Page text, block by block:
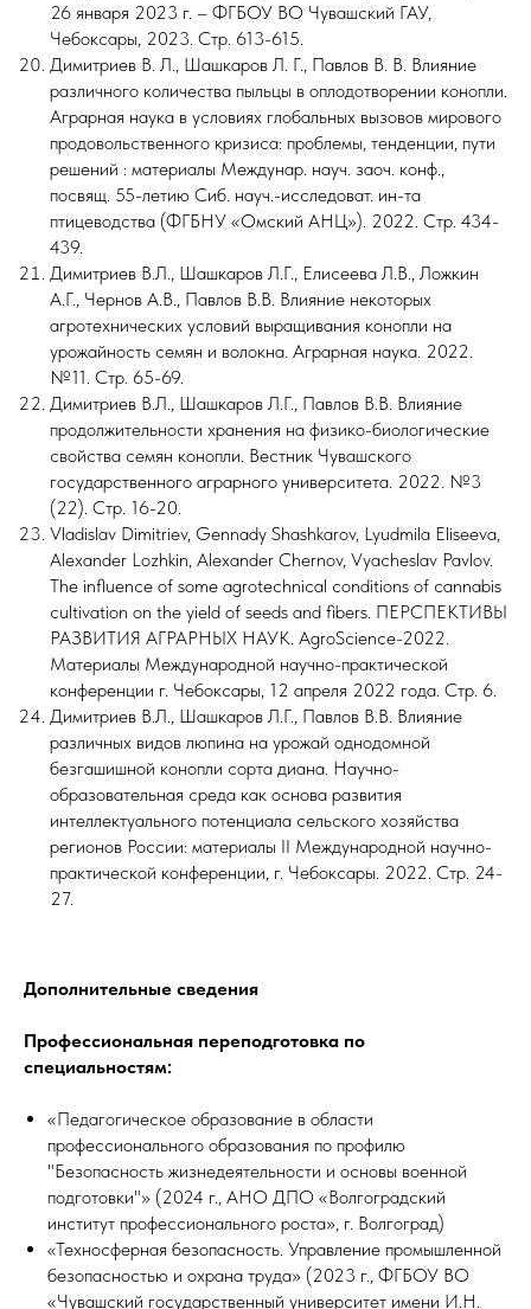
26 января 2023 г. – ФГБОУ ВО Чувашский ГАУ,
Чебоксары, 2023. Стр. 613-615.
Димитриев В. Л., Шашкаров Л. Г., Павлов В. В. Влияние
различного количества пыльцы в оплодотворении конопли.
Аграрная наука в условиях глобальных вызовов мирового
продовольственного кризиса: проблемы, тенденции, пути
решений : материалы Междунар. науч. заоч. конф.,
посвящ. 55-летию Сиб. науч.-исследоват. ин-та
птицеводства (ФГБНУ «Омский АНЦ»). 2022. Стр. 434-
439.
Димитриев В.Л., Шашкаров Л.Г., Елисеева Л.В., Ложкин
А.Г., Чернов А.В., Павлов В.В. Влияние некоторых
агротехнических условий выращивания конопли на
урожайность семян и волокна. Аграрная наука. 2022.
№11. Стр. 65-69.
Димитриев В.Л., Шашкаров Л.Г., Павлов В.В. Влияние
продолжительности хранения на физико-биологические
свойства семян конопли. Вестник Чувашского
государственного аграрного университета. 2022. №3
(22). Стр. 16-20.
Vladislav Dimitriev, Gennady Shashkarov, Lyudmila Eliseeva,
Alexander Lozhkin, Alexander Chernov, Vyacheslav Pavlov.
The influence of some agrotechnical conditions of cannabis
cultivation on the yield of seeds and fibers. ПЕРСПЕКТИВЫ
РАЗВИТИЯ АГРАРНЫХ НАУК. AgroScience-2022.
Материалы Международной научно-практической
конференции г. Чебоксары, 12 апреля 2022 года. Стр. 6.
Димитриев В.Л., Шашкаров Л.Г., Павлов В.В. Влияние
различных видов люпина на урожай однодомной
безгашишной конопли сорта диана. Научно-
образовательная среда как основа развития
интеллектуального потенциала сельского хозяйства
регионов России: материалы II Международной научно-
практической конференции, г. Чебоксары. 2022. Стр. 24-
27.
Дополнительные сведения
Профессиональная переподготовка по
специальностям:
«Педагогическое образование в области
профессионального образования по профилю
"Безопасность жизнедеятельности и основы военной
подготовки"» (2024 г., АНО ДПО «Волгоградский
институт профессионального роста», г. Волгоград)
«Техносферная безопасность. Управление промышленной
безопасностью и охрана труда» (2023 г., ФГБОУ ВО
«Чувашский государственный университет имени И.Н.